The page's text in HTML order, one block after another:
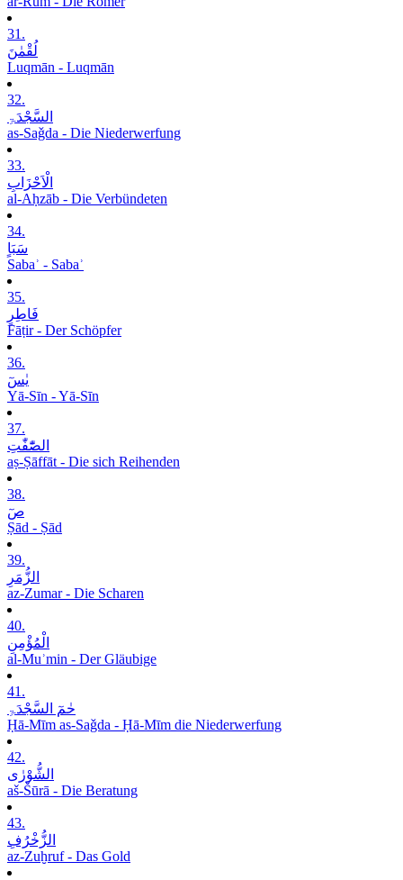
31.
لُقْمٰنَ
Luqmān - Luqmān
32.
السَّجْدَۃِ
as-Saǧda - Die Niederwerfung
33.
الْاَحْزَابِ
al-Aḥzāb - Die Verbündeten
34.
سَبَاٍ
Sabaʾ - Sabaʾ
35.
فَاطِرٍ
Fāṭir - Der Schöpfer
36.
یٰسٓ
Yā-Sīn - Yā-Sīn
37.
الصّٰٓفّٰتِ
aṣ-Ṣāffāt - Die sich Reihenden
38.
صٓ
Ṣād - Ṣād
39.
الزُّمَرِ
az-Zumar - Die Scharen
40.
الْمُؤْمِنِ
al-Muʾmin - Der Gläubige
41.
حٰمٓ السَّجْدَۃِ
Ḥā-Mīm as-Saǧda - Ḥā-Mīm die Niederwerfung
42.
الشُّوْرٰی
aš-Šūrā - Die Beratung
43.
الزُّخْرُفِ
az-Zuḫruf - Das Gold